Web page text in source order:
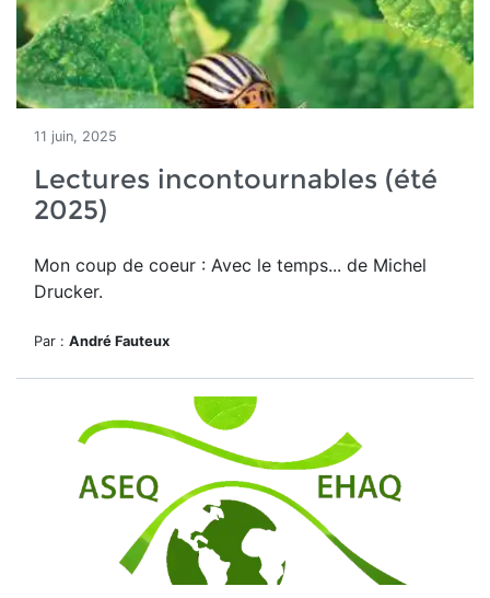
11 juin, 2025
Lectures incontournables (été
2025)
Mon coup de coeur : Avec le temps... de Michel
Drucker.
Par : André Fauteux